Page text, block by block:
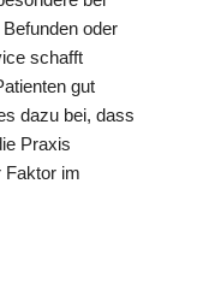
oder
schafft
gut
dazu bei, dass
Praxis
Faktor im